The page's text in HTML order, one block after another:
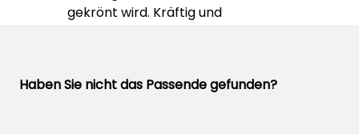
gekrönt wird. Kräftig und
stacheliges Laub und eine
Haben Sie nicht das Passende gefunden?